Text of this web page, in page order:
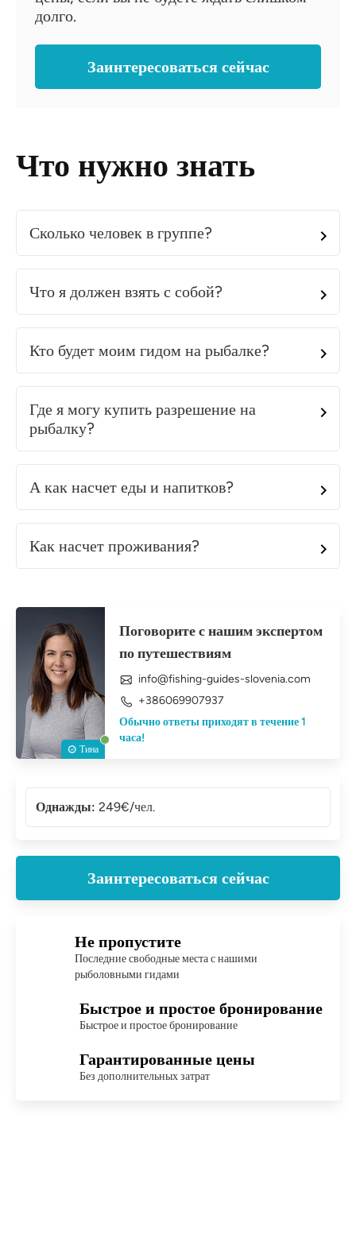
долго.
Заинтересоваться сейчас
Что нужно знать
Сколько человек в группе?
Что я должен взять с собой?
Кто будет моим гидом на рыбалке?
Где я могу купить разрешение на
рыбалку?
А как насчет еды и напитков?
Как насчет проживания?
Тина
Поговорите с нашим экспертом
по путешествиям
info@fishing-guides-slovenia.com
+386069907937
Обычно ответы приходят в течение 1
часа!
Однажды: 249€/чел.
Заинтересоваться сейчас
Не пропустите
Последние свободные места с нашими
рыболовными гидами
Быстрое и простое бронирование
Быстрое и простое бронирование
Гарантированные цены
Без дополнительных затрат